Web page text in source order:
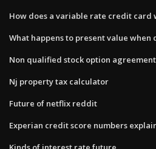
How does a variable rate credit card
What happens to present value when
Non qualified stock option agreement
Nj property tax calculator
Future of netflix reddit
Experian credit score numbers